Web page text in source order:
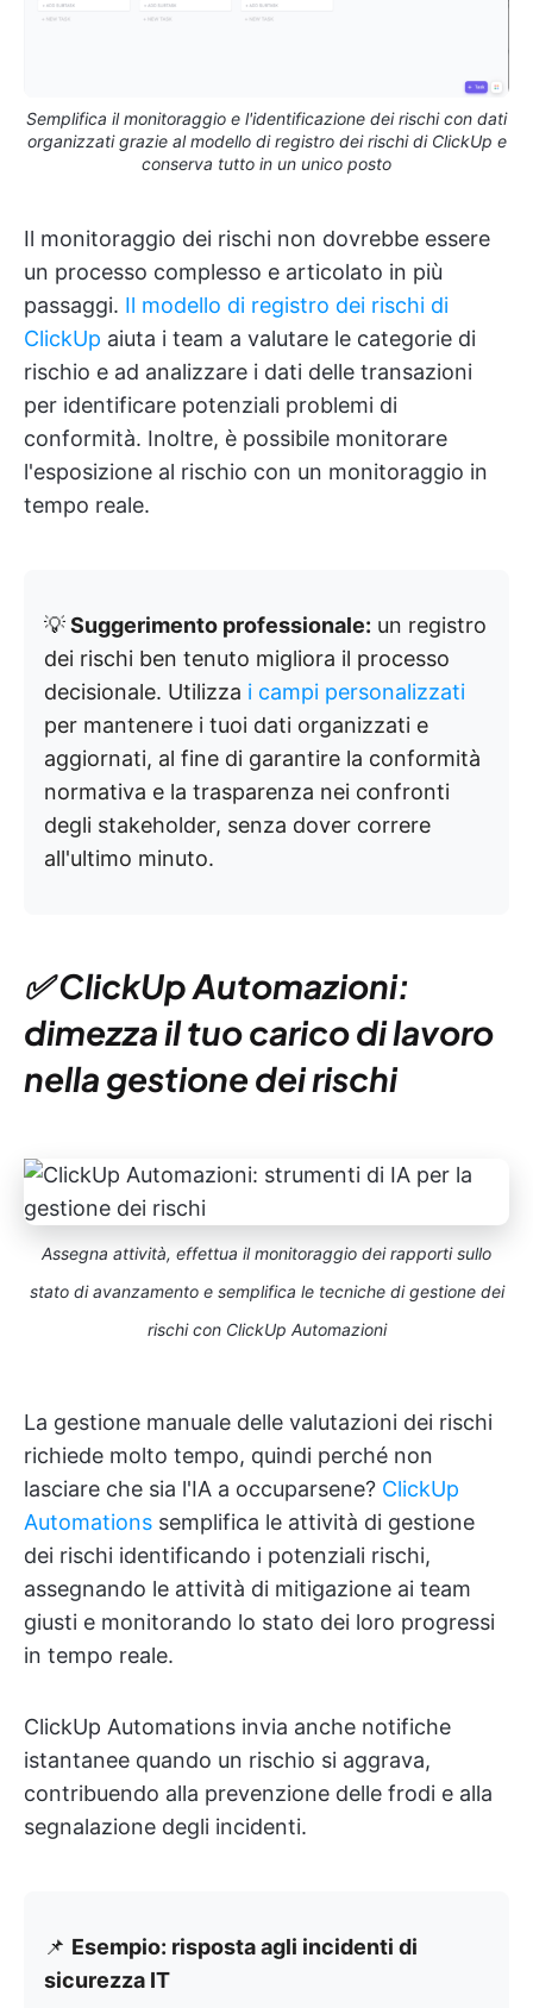
Semplifica il monitoraggio e l'identificazione dei rischi con dati
organizzati grazie al modello di registro dei rischi di ClickUp e
conserva tutto in un unico posto
Il monitoraggio dei rischi non dovrebbe essere
un processo complesso e articolato in più
passaggi. Il modello di registro dei rischi di
ClickUp aiuta i team a valutare le categorie di
rischio e ad analizzare i dati delle transazioni
per identificare potenziali problemi di
conformità. Inoltre, è possibile monitorare
l'esposizione al rischio con un monitoraggio in
tempo reale.
💡Suggerimento professionale: un registro
dei rischi ben tenuto migliora il processo
decisionale. Utilizza i campi personalizzati
per mantenere i tuoi dati organizzati e
aggiornati, al fine di garantire la conformità
normativa e la trasparenza nei confronti
degli stakeholder, senza dover correre
all'ultimo minuto.
✅ ClickUp Automazioni:
dimezza il tuo carico di lavoro
nella gestione dei rischi
Assegna attività, effettua il monitoraggio dei rapporti sullo
stato di avanzamento e semplifica le tecniche di gestione dei
rischi con ClickUp Automazioni
La gestione manuale delle valutazioni dei rischi
richiede molto tempo, quindi perché non
lasciare che sia l'IA a occuparsene? ClickUp
Automations semplifica le attività di gestione
dei rischi identificando i potenziali rischi,
assegnando le attività di mitigazione ai team
giusti e monitorando lo stato dei loro progressi
in tempo reale.
ClickUp Automations invia anche notifiche
istantanee quando un rischio si aggrava,
contribuendo alla prevenzione delle frodi e alla
segnalazione degli incidenti.
📌 Esempio: risposta agli incidenti di
sicurezza IT